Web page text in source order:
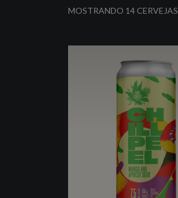
MOSTRANDO 14 CERVEJAS